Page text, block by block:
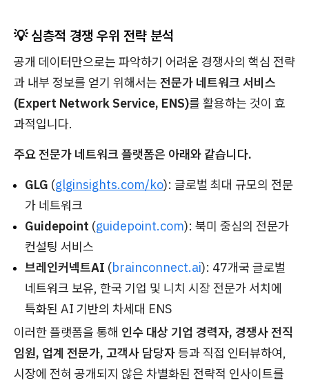
💡 심층적 경쟁 우위 전략 분석
공개 데이터만으로는 파악하기 어려운 경쟁사의 핵심 전략
과 내부 정보를 얻기 위해서는 전문가 네트워크 서비스
(Expert Network Service, ENS)를 활용하는 것이 효
과적입니다.
주요 전문가 네트워크 플랫폼은 아래와 같습니다.
GLG (glginsights.com/ko): 글로벌 최대 규모의 전문
가 네트워크
Guidepoint (guidepoint.com): 북미 중심의 전문가
컨설팅 서비스
브레인커넥트AI (brainconnect.ai): 47개국 글로벌
네트워크 보유, 한국 기업 및 니치 시장 전문가 서치에
특화된 AI 기반의 차세대 ENS
이러한 플랫폼을 통해 인수 대상 기업 경력자, 경쟁사 전직
임원, 업계 전문가, 고객사 담당자등과 직접 인터뷰하여,
시장에 전혀 공개되지 않은 차별화된 전략적 인사이트를